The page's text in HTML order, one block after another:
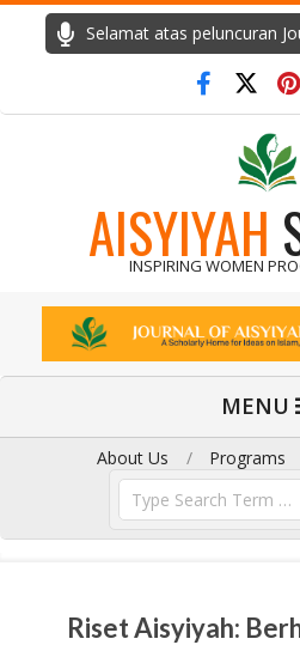
Selamat atas peluncuran
AISYIYAH
INSPIRING WOMEN
Menu
MENU
About Us Programs
Riset Aisyiyah: